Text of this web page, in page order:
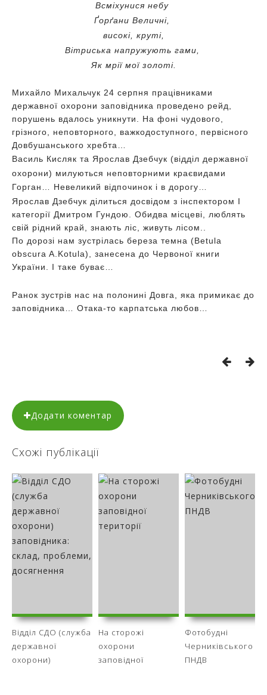
Всміхунися небу
Ґорґани Величні,
високі, круті,
Вітриська напружують гами,
Як мрії мої золоті.
Михайло Михальчук 24 серпня працівниками
державної охорони заповідника проведено рейд,
порушень вдалось уникнути. На фоні чудового,
грізного, неповторного, важкодоступного, первісного
Довбушанського хребта…
Василь Кисляк та Ярослав Дзебчук (відділ державної
охорони) милуються неповторними краєвидами
Горган… Невеликий відпочинок і в дорогу…
Ярослав Дзебчук ділиться досвідом з інспектором І
категорії Дмитром Гундою. Обидва місцеві, люблять
свій рідний край, знають ліс, живуть лісом..
По дорозі нам зустрілась береза темна (Betula
obscura A.Kotula), занесена до Червоної книги
України. І таке буває…
Ранок зустрів нас на полонині Довга, яка примикає до
заповідника… Отака-то карпатська любов…
Додати коментар
Схожі публікації
Відділ СДО (служба
державної
охорони)
На сторожі
охорони
заповідної
Фотобудні
Черниківського
ПНДВ